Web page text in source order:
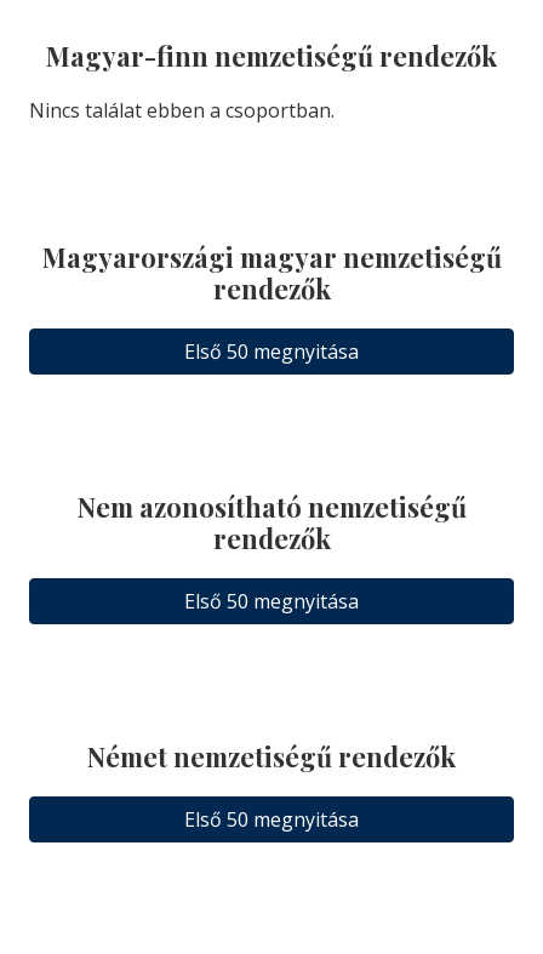
Magyar-finn nemzetiségű rendezők
Nincs találat ebben a csoportban.
Magyarországi magyar nemzetiségű
rendezők
Első 50 megnyitása
Nem azonosítható nemzetiségű
rendezők
Első 50 megnyitása
Német nemzetiségű rendezők
Első 50 megnyitása